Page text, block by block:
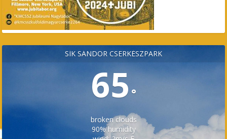
SÍK SÁNDOR CSERKÉSZPARK
65°
broken clouds
90% humidity